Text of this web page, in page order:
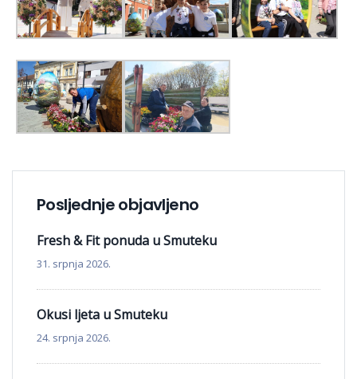
Posljednje objavljeno
Fresh & Fit ponuda u Smuteku
31. srpnja 2026.
Okusi ljeta u Smuteku
24. srpnja 2026.